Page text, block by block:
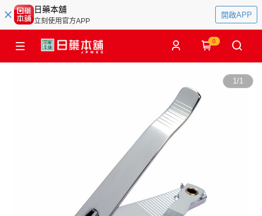
日藥本舖
立刻使用官方APP
開啟APP
0
1/1